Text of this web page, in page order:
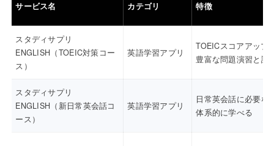
サービス名 カテゴリ 特徴
スタディサプリ
ENGLISH（TOEIC対策コー
ス）
英語学習アプリ
TOEICスコアアップ
豊富な問題演習と講
スタディサプリ
ENGLISH（新日常英会話コ
ース）
英語学習アプリ
日常英会話に必要な
体系的に学べる